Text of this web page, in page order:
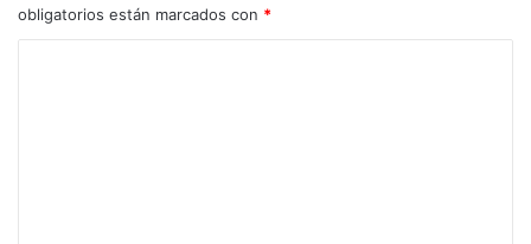
obligatorios están marcados con *